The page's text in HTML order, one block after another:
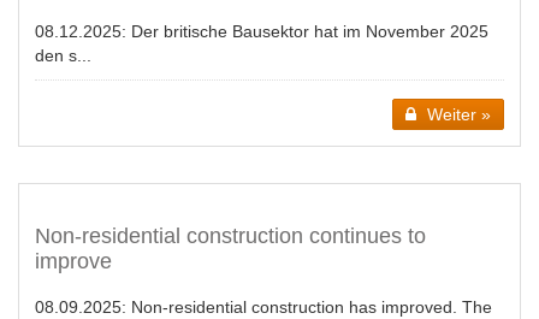
08.12.2025: Der britische Bausektor hat im November 2025
den s...
Weiter »
Non-residential construction continues to
improve
08.09.2025: Non-residential construction has improved. The